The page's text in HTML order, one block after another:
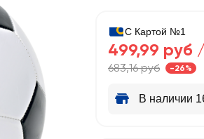
С Картой №1
499,99 руб
683,16 руб -26%
В наличии